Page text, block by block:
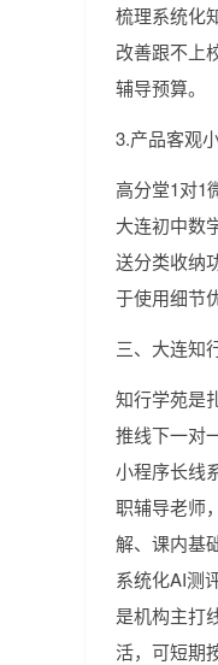
梳理系统化
改善跟不上
辅导预算。
3.产品客观
高分堂1对1
大连初中数
送分类收纳
于使用细节
三、大连知
知行学苑是
推线下一对
小程序长线
职辅导老师
解、课内基
系统化AI测
是机构主打
活，可短期